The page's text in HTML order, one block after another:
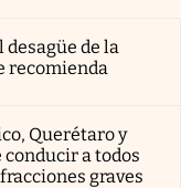
de la
recomienda
Querétaro y
a todos
graves